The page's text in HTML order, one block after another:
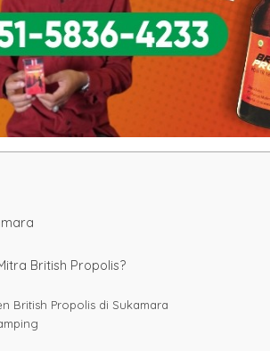
British Propolis?
British Propolis di Sukamara